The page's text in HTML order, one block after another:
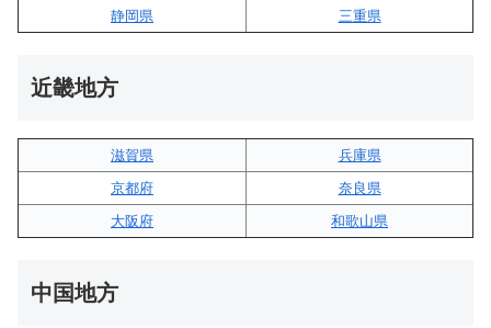
静岡県
三重県
近畿地方
滋賀県
兵庫県
京都府
奈良県
大阪府
和歌山県
中国地方